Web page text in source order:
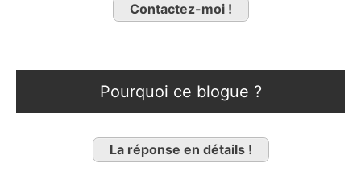
Contactez-moi !
Pourquoi ce blogue ?
La réponse en détails !